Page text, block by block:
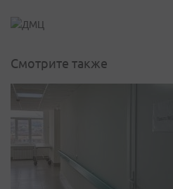
Смотрите также